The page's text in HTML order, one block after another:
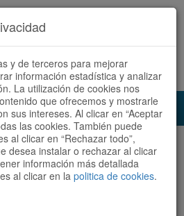
ara Español Català
per: Més recents / Dificultat
y de terceros para mejorar
información estadística y analizar
La utilización de cookies nos
que ofrecemos y mostrarle
sus intereses. Al clicar en “Aceptar
las cookies. También puede
al clicar en “Rechazar todo”,
desea instalar o rechazar al clicar
información más detallada
al clicar en la politica de cookies.